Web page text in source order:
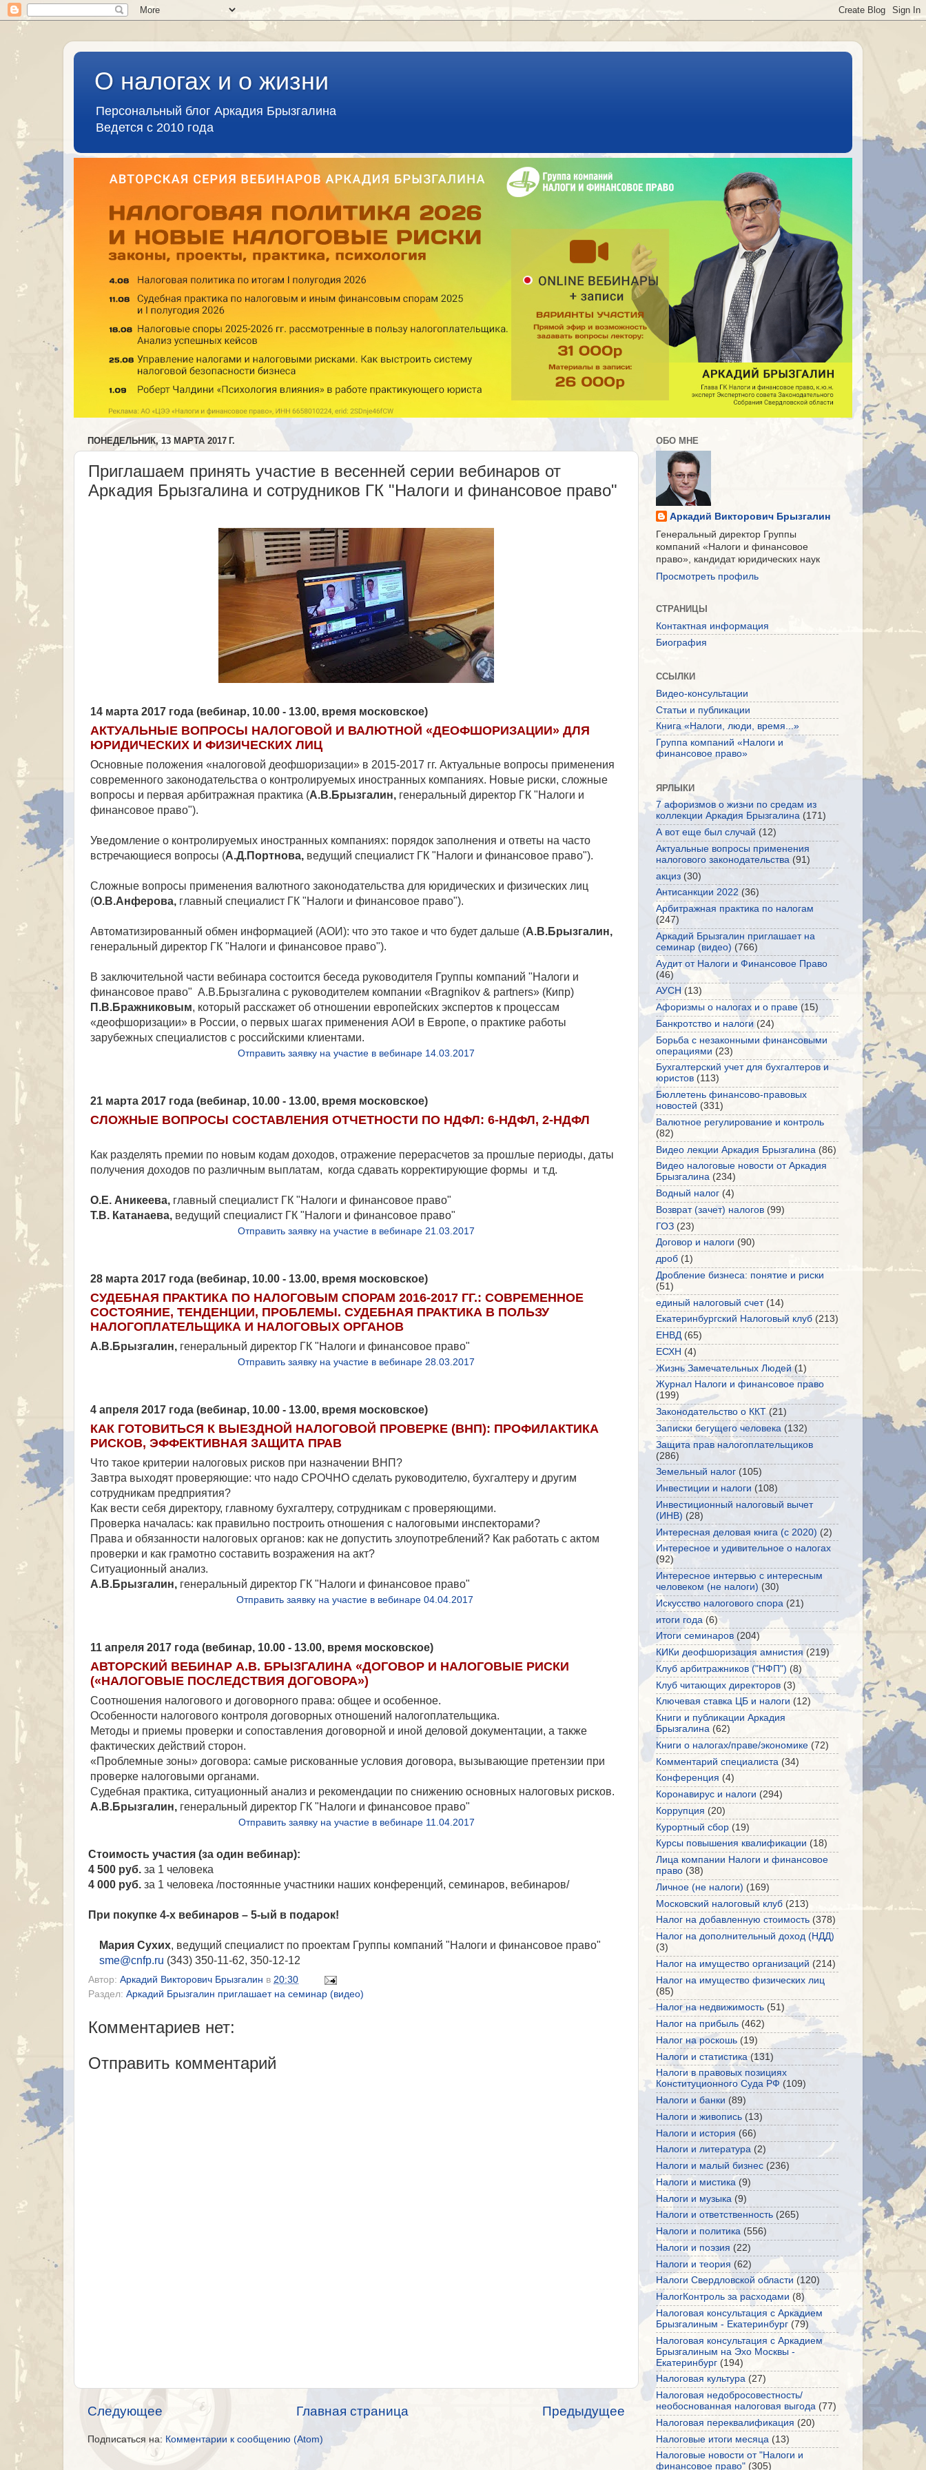
О налогах и о жизни
Персональный блог Аркадия Брызгалина
Ведется с 2010 года
ПОНЕДЕЛЬНИК, 13 МАРТА 2017 Г.
Приглашаем принять участие в весенней серии вебинаров от
Аркадия Брызгалина и сотрудников ГК "Налоги и финансовое право"
14 марта 2017 года (вебинар, 10.00 - 13.00, время московское)
АКТУАЛЬНЫЕ ВОПРОСЫ НАЛОГОВОЙ И ВАЛЮТНОЙ «ДЕОФШОРИЗАЦИИ» ДЛЯ
ЮРИДИЧЕСКИХ И ФИЗИЧЕСКИХ ЛИЦ
Основные положения «налоговой деофшоризации» в 2015-2017 гг. Актуальные вопросы применения
современного законодательства о контролируемых иностранных компаниях. Новые риски, сложные
вопросы и первая арбитражная практика (А.В.Брызгалин, генеральный директор ГК "Налоги и
финансовое право").
Уведомление о контролируемых иностранных компаниях: порядок заполнения и ответы на часто
встречающиеся вопросы (А.Д.Портнова, ведущий специалист ГК "Налоги и финансовое право").
Сложные вопросы применения валютного законодательства для юридических и физических лиц
(О.В.Анферова, главный специалист ГК "Налоги и финансовое право").
Автоматизированный обмен информацией (АОИ): что это такое и что будет дальше (А.В.Брызгалин,
генеральный директор ГК "Налоги и финансовое право").
В заключительной части вебинара состоится беседа руководителя Группы компаний "Налоги и
финансовое право" А.В.Брызгалина с руководителем компании «Bragnikov & partners» (Кипр)
П.В.Бражниковым, который расскажет об отношении европейских экспертов к процессам
«деофшоризации» в России, о первых шагах применения АОИ в Европе, о практике работы
зарубежных специалистов с российскими клиентами.
Отправить заявку на участие в вебинаре 14.03.2017
21 марта 2017 года (вебинар, 10.00 - 13.00, время московское)
СЛОЖНЫЕ ВОПРОСЫ СОСТАВЛЕНИЯ ОТЧЕТНОСТИ ПО НДФЛ: 6-НДФЛ, 2-НДФЛ
Как разделять премии по новым кодам доходов, отражение перерасчетов за прошлые периоды, даты
получения доходов по различным выплатам, когда сдавать корректирующие формы и т.д.
О.Е. Аникеева, главный специалист ГК "Налоги и финансовое право"
Т.В. Катанаева, ведущий специалист ГК "Налоги и финансовое право"
Отправить заявку на участие в вебинаре 21.03.2017
28 марта 2017 года (вебинар, 10.00 - 13.00, время московское)
СУДЕБНАЯ ПРАКТИКА ПО НАЛОГОВЫМ СПОРАМ 2016-2017 ГГ.: СОВРЕМЕННОЕ
СОСТОЯНИЕ, ТЕНДЕНЦИИ, ПРОБЛЕМЫ. СУДЕБНАЯ ПРАКТИКА В ПОЛЬЗУ
НАЛОГОПЛАТЕЛЬЩИКА И НАЛОГОВЫХ ОРГАНОВ
А.В.Брызгалин, генеральный директор ГК "Налоги и финансовое право"
Отправить заявку на участие в вебинаре 28.03.2017
4 апреля 2017 года (вебинар, 10.00 - 13.00, время московское)
КАК ГОТОВИТЬСЯ К ВЫЕЗДНОЙ НАЛОГОВОЙ ПРОВЕРКЕ (ВНП): ПРОФИЛАКТИКА
РИСКОВ, ЭФФЕКТИВНАЯ ЗАЩИТА ПРАВ
Что такое критерии налоговых рисков при назначении ВНП?
Завтра выходят проверяющие: что надо СРОЧНО сделать руководителю, бухгалтеру и другим
сотрудникам предприятия?
Как вести себя директору, главному бухгалтеру, сотрудникам с проверяющими.
Проверка началась: как правильно построить отношения с налоговыми инспекторами?
Права и обязанности налоговых органов: как не допустить злоупотреблений? Как работать с актом
проверки и как грамотно составить возражения на акт?
Ситуационный анализ.
А.В.Брызгалин, генеральный директор ГК "Налоги и финансовое право"
Отправить заявку на участие в вебинаре 04.04.2017
11 апреля 2017 года (вебинар, 10.00 - 13.00, время московское)
АВТОРСКИЙ ВЕБИНАР А.В. БРЫЗГАЛИНА «ДОГОВОР И НАЛОГОВЫЕ РИСКИ
(«НАЛОГОВЫЕ ПОСЛЕДСТВИЯ ДОГОВОРА»)
Соотношения налогового и договорного права: общее и особенное.
Особенности налогового контроля договорных отношений налогоплательщика.
Методы и приемы проверки и сопоставления договорной и иной деловой документации, а также
фактических действий сторон.
«Проблемные зоны» договора: самые рискованные условия договора, вызывающие претензии при
проверке налоговыми органами.
Судебная практика, ситуационный анализ и рекомендации по снижению основных налоговых рисков.
А.В.Брызгалин, генеральный директор ГК "Налоги и финансовое право"
Отправить заявку на участие в вебинаре 11.04.2017
Стоимость участия (за один вебинар):
4 500 руб. за 1 человека
4 000 руб. за 1 человека /постоянные участники наших конференций, семинаров, вебинаров/
При покупке 4-х вебинаров – 5-ый в подарок!
Мария Сухих, ведущий специалист по проектам Группы компаний "Налоги и финансовое право"
sme@cnfp.ru (343) 350-11-62, 350-12-12
Автор: Аркадий Викторович Брызгалин в 20:30
Раздел: Аркадий Брызгалин приглашает на семинар (видео)
Комментариев нет:
Отправить комментарий
Следующее Предыдущее
Главная страница
Подписаться на: Комментарии к сообщению (Atom)
ОБО МНЕ
Аркадий Викторович Брызгалин
Генеральный директор Группы
компаний «Налоги и финансовое
право», кандидат юридических наук
Просмотреть профиль
СТРАНИЦЫ
Контактная информация
Биография
ССЫЛКИ
Видео-консультации
Статьи и публикации
Книга «Налоги, люди, время...»
Группа компаний «Налоги и
финансовое право»
ЯРЛЫКИ
7 афоризмов о жизни по средам из
коллекции Аркадия Брызгалина (171)
А вот еще был случай (12)
Актуальные вопросы применения
налогового законодательства (91)
акциз (30)
Антисанкции 2022 (36)
Арбитражная практика по налогам
(247)
Аркадий Брызгалин приглашает на
семинар (видео) (766)
Аудит от Налоги и Финансовое Право
(46)
АУСН (13)
Афоризмы о налогах и о праве (15)
Банкротство и налоги (24)
Борьба с незаконными финансовыми
операциями (23)
Бухгалтерский учет для бухгалтеров и
юристов (113)
Бюллетень финансово-правовых
новостей (331)
Валютное регулирование и контроль
(82)
Видео лекции Аркадия Брызгалина (86)
Видео налоговые новости от Аркадия
Брызгалина (234)
Водный налог (4)
Возврат (зачет) налогов (99)
ГОЗ (23)
Договор и налоги (90)
дроб (1)
Дробление бизнеса: понятие и риски
(51)
единый налоговый счет (14)
Екатеринбургский Налоговый клуб (213)
ЕНВД (65)
ЕСХН (4)
Жизнь Замечательных Людей (1)
Журнал Налоги и финансовое право
(199)
Законодательство о ККТ (21)
Записки бегущего человека (132)
Защита прав налогоплательщиков
(286)
Земельный налог (105)
Инвестиции и налоги (108)
Инвестиционный налоговый вычет
(ИНВ) (28)
Интересная деловая книга (с 2020) (2)
Интересное и удивительное о налогах
(92)
Интересное интервью с интересным
человеком (не налоги) (30)
Искусство налогового спора (21)
итоги года (6)
Итоги семинаров (204)
КИКи деофшоризация амнистия (219)
Клуб арбитражников ("НФП") (8)
Клуб читающих директоров (3)
Ключевая ставка ЦБ и налоги (12)
Книги и публикации Аркадия
Брызгалина (62)
Книги о налогах/праве/экономике (72)
Комментарий специалиста (34)
Конференция (4)
Коронавирус и налоги (294)
Коррупция (20)
Курортный сбор (19)
Курсы повышения квалификации (18)
Лица компании Налоги и финансовое
право (38)
Личное (не налоги) (169)
Московский налоговый клуб (213)
Налог на добавленную стоимость (378)
Налог на дополнительный доход (НДД)
(3)
Налог на имущество организаций (214)
Налог на имущество физических лиц
(85)
Налог на недвижимость (51)
Налог на прибыль (462)
Налог на роскошь (19)
Налоги и статистика (131)
Налоги в правовых позициях
Конституционного Суда РФ (109)
Налоги и банки (89)
Налоги и живопись (13)
Налоги и история (66)
Налоги и литература (2)
Налоги и малый бизнес (236)
Налоги и мистика (9)
Налоги и музыка (9)
Налоги и ответственность (265)
Налоги и политика (556)
Налоги и поэзия (22)
Налоги и теория (62)
Налоги Свердловской области (120)
НалогКонтроль за расходами (8)
Налоговая консультация с Аркадием
Брызгалиным - Екатеринбург (79)
Налоговая консультация с Аркадием
Брызгалиным на Эхо Москвы -
Екатеринбург (194)
Налоговая культура (27)
Налоговая недобросовестность/
необоснованная налоговая выгода (77)
Налоговая переквалификация (20)
Налоговые итоги месяца (13)
Налоговые новости от "Налоги и
финансовое право" (305)